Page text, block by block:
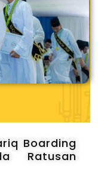
Boarding
Ratusan